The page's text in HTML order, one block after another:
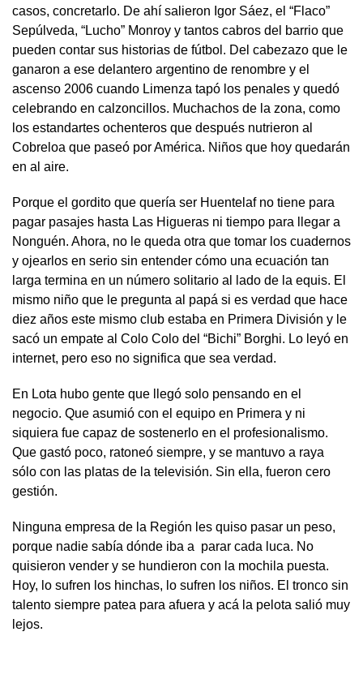
casos, concretarlo. De ahí salieron Igor Sáez, el “Flaco”
Sepúlveda, “Lucho” Monroy y tantos cabros del barrio que
pueden contar sus historias de fútbol. Del cabezazo que le
ganaron a ese delantero argentino de renombre y el
ascenso 2006 cuando Limenza tapó los penales y quedó
celebrando en calzoncillos. Muchachos de la zona, como
los estandartes ochenteros que después nutrieron al
Cobreloa que paseó por América. Niños que hoy quedarán
en al aire.
Porque el gordito que quería ser Huentelaf no tiene para
pagar pasajes hasta Las Higueras ni tiempo para llegar a
Nonguén. Ahora, no le queda otra que tomar los cuadernos
y ojearlos en serio sin entender cómo una ecuación tan
larga termina en un número solitario al lado de la equis. El
mismo niño que le pregunta al papá si es verdad que hace
diez años este mismo club estaba en Primera División y le
sacó un empate al Colo Colo del “Bichi” Borghi. Lo leyó en
internet, pero eso no significa que sea verdad.
En Lota hubo gente que llegó solo pensando en el
negocio. Que asumió con el equipo en Primera y ni
siquiera fue capaz de sostenerlo en el profesionalismo.
Que gastó poco, ratoneó siempre, y se mantuvo a raya
sólo con las platas de la televisión. Sin ella, fueron cero
gestión.
Ninguna empresa de la Región les quiso pasar un peso,
porque nadie sabía dónde iba a parar cada luca. No
quisieron vender y se hundieron con la mochila puesta.
Hoy, lo sufren los hinchas, lo sufren los niños. El tronco sin
talento siempre patea para afuera y acá la pelota salió muy
lejos.